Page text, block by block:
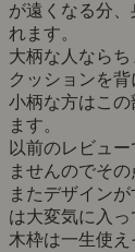
が遠くなる分
れます。
大柄な人なら
クッションを
小柄な方はこ
ます。
以前のレビュ
ませんのでそ
またデザイン
は大変気に入っ
木枠は一生使